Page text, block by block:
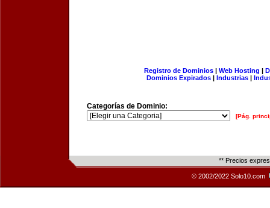
Registro de Dominios| Web Hosting |
Dominios Expirados | Industrias |
Categorías de Dominio:
[Pág.
** Precios
© 2002/2022 Solo10.com